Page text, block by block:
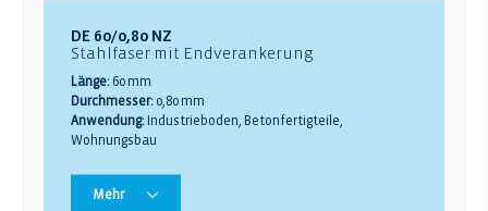
DE 60/0,80 NZ
Stahlfaser mit Endverankerung
Länge: 60 mm
Durchmesser: 0,80 mm
Anwendung: Industrieboden, Betonfertigteile,
Wohnungsbau
Mehr